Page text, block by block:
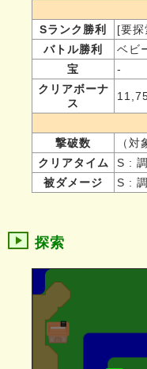
Sランク勝利
[要探
バトル勝利
ベビ
宝
-
クリアボーナ
ス
撃破数
（対
クリアタイム
S :
被ダメージ
S :
探索